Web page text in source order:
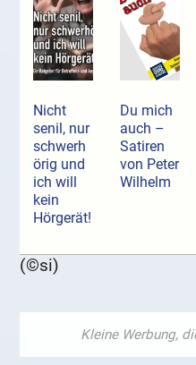
Nicht
senil, nur
schwerh
örig und
ich will
kein
Hörgerät!
Du mich
auch –
Satiren
von Peter
Wilhelm
(©si)